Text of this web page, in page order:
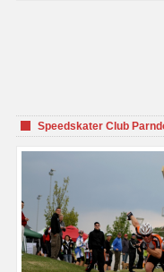
Speedskater Club